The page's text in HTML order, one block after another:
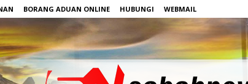
BORANG ADUAN ONLINE HUBUNGI WEBMAIL